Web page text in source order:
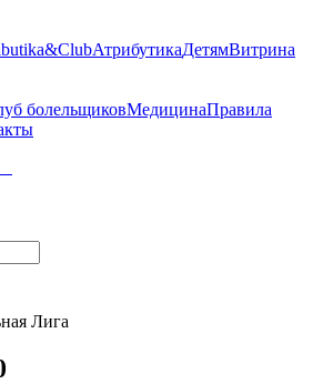
АтрибутикаДетямВитрина
болельщиковМедицинаПравила
Лига